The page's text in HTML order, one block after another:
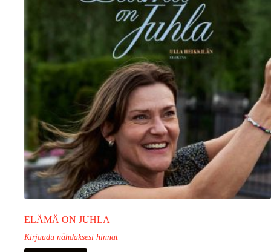
ELÄMÄ ON JUHLA
Kirjaudu nähdäksesi hinnat